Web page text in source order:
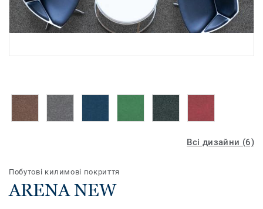
Всі дизайни (6)
Побутові килимові покриття
ARENA NEW